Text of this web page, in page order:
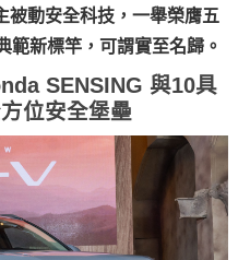
被動安全科技，一舉榮膺五
新標竿，可謂實至名歸。
SENSING 與10具
位安全堡壘